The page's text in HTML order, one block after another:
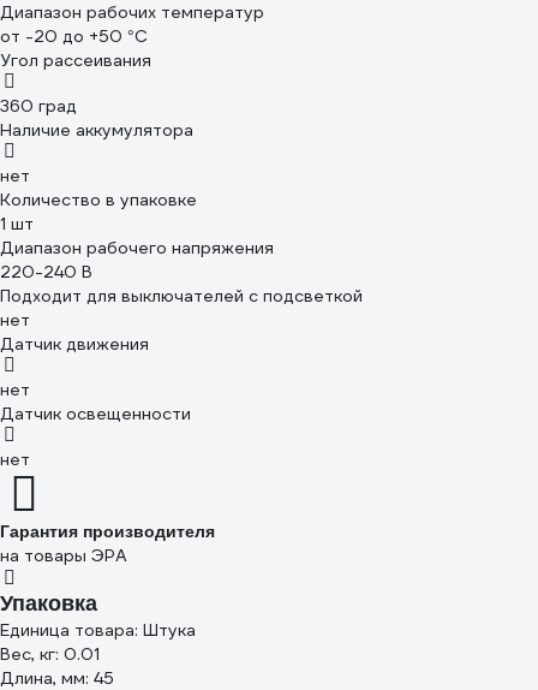
Диапазон рабочих температур
от -20 до +50 °С
Угол рассеивания
360 град
Наличие аккумулятора
нет
Количество в упаковке
1 шт
Диапазон рабочего напряжения
220-240 В
Подходит для выключателей с подсветкой
нет
Датчик движения
нет
Датчик освещенности
нет
Гарантия производителя
на товары ЭРА
Упаковка
Единица товара: Штука
Вес, кг: 0.01
Длина, мм: 45